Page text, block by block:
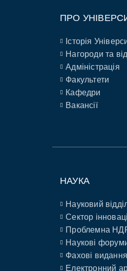
ПРО
Історія
Нагороди та
Адміністрація
Факультети
Кафедри
Вакансії
НАУКА
Науковий
Сектор
Проблемна
Наукові
Фахові видання
Електронний